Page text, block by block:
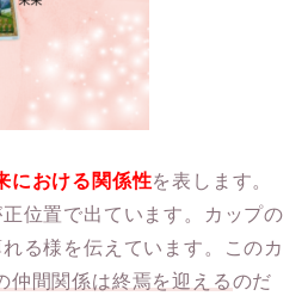
における関係性を表します。
位置で出ています。カップの
る様を伝えています。このカ
仲間関係は終焉を迎えるのだ